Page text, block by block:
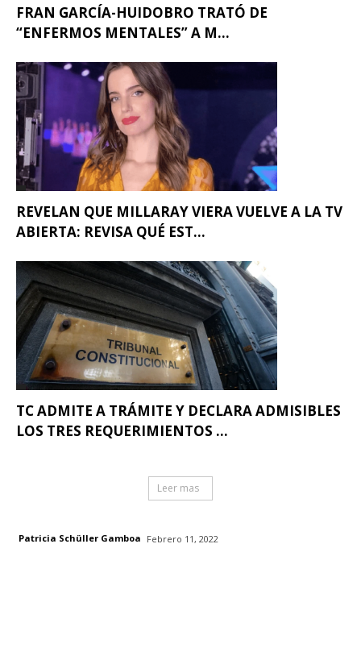
FRAN GARCÍA-HUIDOBRO TRATÓ DE
“ENFERMOS MENTALES” A M...
REVELAN QUE MILLARAY VIERA VUELVE A LA TV
ABIERTA: REVISA QUÉ EST...
TC ADMITE A TRÁMITE Y DECLARA ADMISIBLES
LOS TRES REQUERIMIENTOS ...
Leer mas
Patricia Schüller Gamboa Febrero 11, 2022